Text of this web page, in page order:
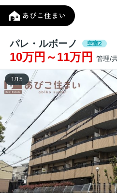
パレ・ルボーノ 空室2
10万円～11万円 管理/
1 /15